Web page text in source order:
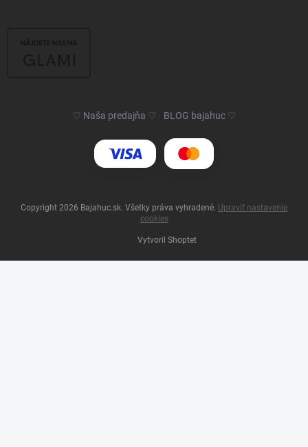
♡ Naša predajňa ♡ BLOG bajahuc ♡
Vytvoril Shoptet
Copyright 2026 Bajahuc.sk . Všetky práva vyhradené. Upraviť nastavenie
cookies